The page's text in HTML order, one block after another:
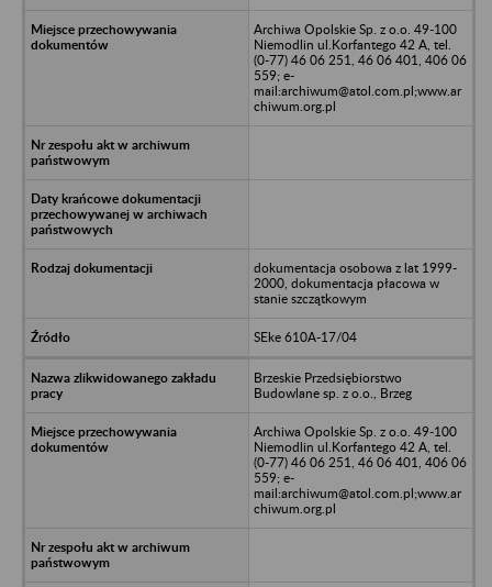
Archiwa Opolskie Sp. z o.o. 49-100
Niemodlin ul.Korfantego 42 A, tel.
(0-77) 46 06 251, 46 06 401, 406 06
559; e-
mail:archiwum@atol.com.pl;www.ar
chiwum.org.pl
dokumentacja osobowa z lat 1999-
2000, dokumentacja płacowa w
stanie szczątkowym
SEke 610A-17/04
Brzeskie Przedsiębiorstwo
Budowlane sp. z o.o., Brzeg
Archiwa Opolskie Sp. z o.o. 49-100
Niemodlin ul.Korfantego 42 A, tel.
(0-77) 46 06 251, 46 06 401, 406 06
559; e-
mail:archiwum@atol.com.pl;www.ar
chiwum.org.pl